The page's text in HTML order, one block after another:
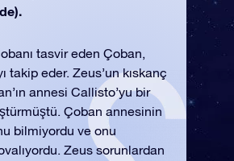
tasvir eden Çoban,
takip eder. Zeus’un kıskanç
annesi Callisto’yu bir
Çoban annesinin
bilmiyordu ve onu
Zeus sorunlardan